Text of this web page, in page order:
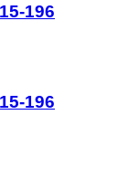
196
196